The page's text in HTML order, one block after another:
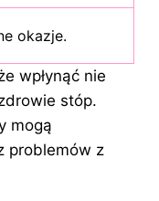
okazje.
wpłynąć nie
stóp.
mogą
problemów z